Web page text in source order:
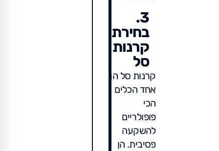
3.
בחירת
קרנות
סל
קרנות סל הן
אחד הכלים
הכי
פופולריים
להשקעה
פסיבית. הן